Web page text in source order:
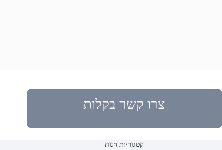
צרו קשר בקלות
קטגוריות חנות